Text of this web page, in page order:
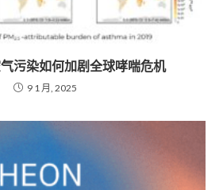
污染如何加剧全球哮喘危机
9 1 月, 2025